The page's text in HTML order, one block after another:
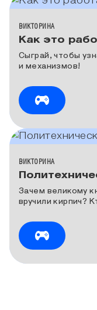
КАТЕГОРИЯ МЕДИА
ВИКТОРИНА
Как это
Сыграй, чтобы
и механизмов!
КАТЕГОРИЯ МЕДИА
ВИКТОРИНА
Зачем великому
вручили кирпич?
Что было
«Застава Ильича»?